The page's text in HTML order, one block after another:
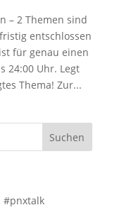
– 2 Themen sind
entschlossen
für genau einen
24:00 Uhr. Legt
Thema! Zur...
#pnxtalk